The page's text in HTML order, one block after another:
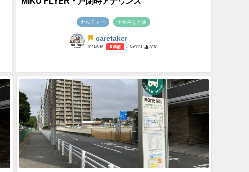
カルチャー 千葉みなと駅
caretaker
2021/6/16 5 年前 - №9031 3878